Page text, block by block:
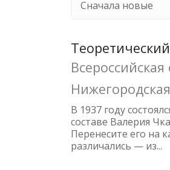
В 1937 году
составе Валерия
Перенесите его на
различались — из...